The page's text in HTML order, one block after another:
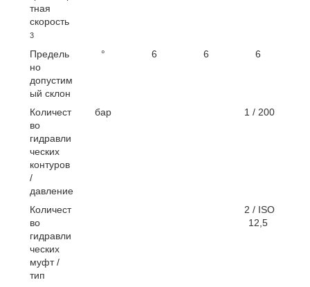
тная
скорость
3
Предель
но
допустим
ый склон
° 6 6 6
Количест
во
гидравли
ческих
контуров
/
давление
бар 1 / 200
Количест
во
гидравли
ческих
муфт /
тип
2 / ISO
12,5